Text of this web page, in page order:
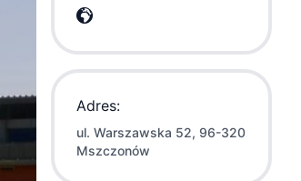
Adres:
ul. Warszawska 52, 96-320
Mszczonów